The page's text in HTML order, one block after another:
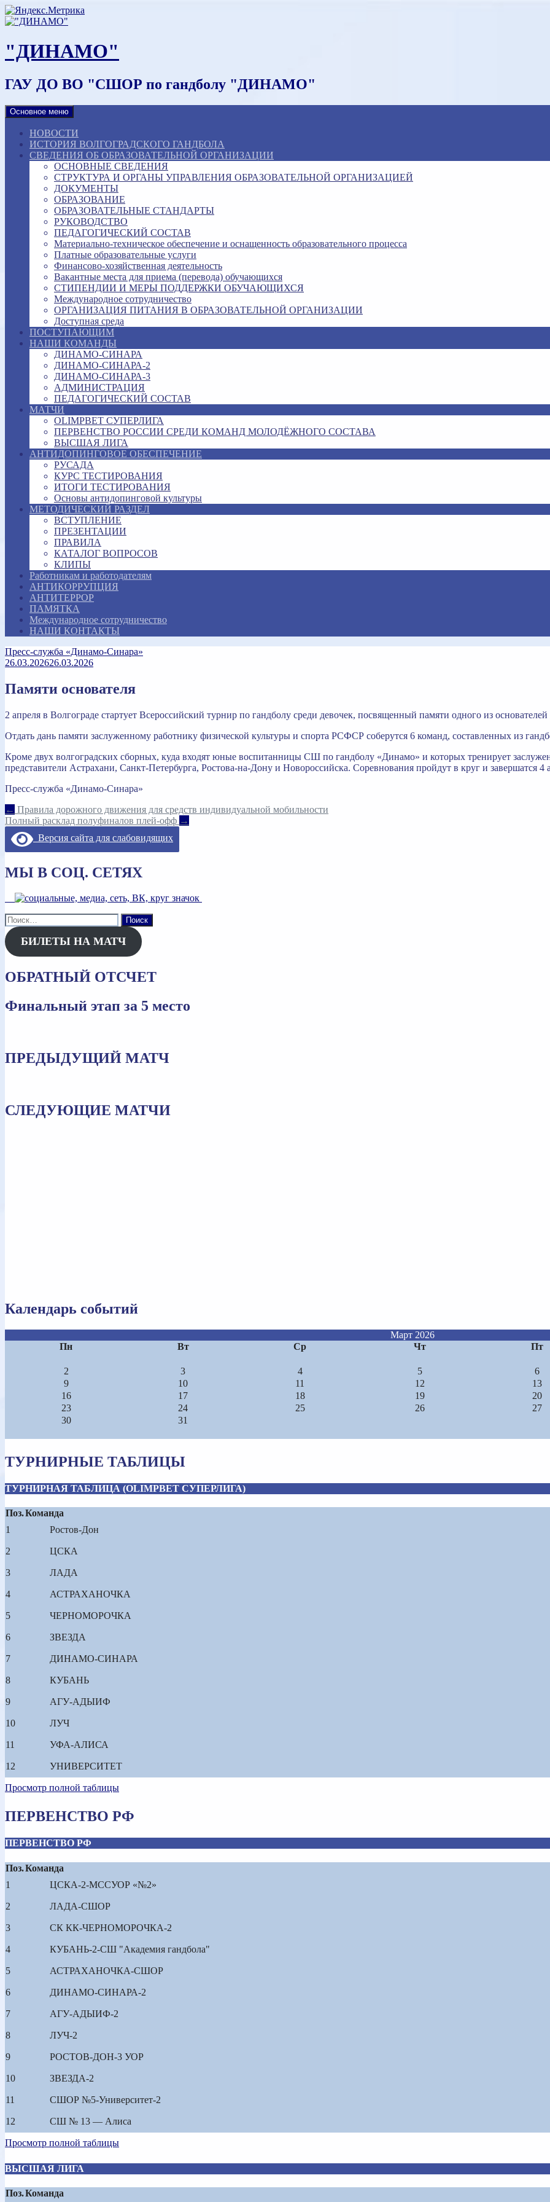
Наверх
"ДИНАМО"
ГАУ ДО ВО "СШОР по гандболу "ДИНАМО"
Основное меню
НОВОСТИ
ИСТОРИЯ ВОЛГОГРАДСКОГО ГАНДБОЛА
СВЕДЕНИЯ ОБ ОБРАЗОВАТЕЛЬНОЙ ОРГАНИЗАЦИИ
ОСНОВНЫЕ СВЕДЕНИЯ
СТРУКТУРА И ОРГАНЫ УПРАВЛЕНИЯ ОБРАЗОВАТЕЛЬНОЙ ОРГАНИЗАЦИЕЙ
ДОКУМЕНТЫ
ОБРАЗОВАНИЕ
ОБРАЗОВАТЕЛЬНЫЕ СТАНДАРТЫ
РУКОВОДСТВО
ПЕДАГОГИЧЕСКИЙ СОСТАВ
Материально-техническое обеспечение и оснащенность образовательного процесса
Платные образовательные услуги
Финансово-хозяйственная деятельность
Вакантные места для приема (перевода) обучающихся
СТИПЕНДИИ И МЕРЫ ПОДДЕРЖКИ ОБУЧАЮЩИХСЯ
Международное сотрудничество
ОРГАНИЗАЦИЯ ПИТАНИЯ В ОБРАЗОВАТЕЛЬНОЙ ОРГАНИЗАЦИИ
Доступная среда
ПОСТУПАЮЩИМ
НАШИ КОМАНДЫ
ДИНАМО-СИНАРА
ДИНАМО-СИНАРА-2
ДИНАМО-СИНАРА-3
АДМИНИСТРАЦИЯ
ПЕДАГОГИЧЕСКИЙ СОСТАВ
МАТЧИ
OLIMPBET СУПЕРЛИГА
ПЕРВЕНСТВО РОССИИ СРЕДИ КОМАНД МОЛОДЁЖНОГО СОСТАВА
ВЫСШАЯ ЛИГА
АНТИДОПИНГОВОЕ ОБЕСПЕЧЕНИЕ
РУСАДА
КУРС ТЕСТИРОВАНИЯ
ИТОГИ ТЕСТИРОВАНИЯ
Основы антидопинговой культуры
МЕТОДИЧЕСКИЙ РАЗДЕЛ
ВСТУПЛЕНИЕ
ПРЕЗЕНТАЦИИ
ПРАВИЛА
КАТАЛОГ ВОПРОСОВ
КЛИПЫ
Работникам и работодателям
АНТИКОРРУПЦИЯ
АНТИТЕРРОР
ПАМЯТКА
Международное сотрудничество
НАШИ КОНТАКТЫ
Пресс-служба «Динамо-Синара»
26.03.202626.03.2026
Памяти основателя
2 апреля в Волгограде стартует Всероссийский турнир по гандболу среди девочек, посвященный памяти одного из
Отдать дань памяти заслуженному работнику физической культуры и спорта РСФСР соберутся 6 команд, составленных из
Кроме двух волгоградских сборных, куда входят юные воспитанницы СШ по гандболу «Динамо» и которых тренирует
представители Астрахани, Санкт-Петербурга, Ростова-на-Дону и Новороссийска. Соревнования пройдут в круг и завершатся
Пресс-служба «Динамо-Синара»
Навигация
по
записям
← Правила дорожного движения для средств индивидуальной мобильности
Полный расклад полуфиналов плей-офф →
Версия сайта для слабовидящих
МЫ В СОЦ. СЕТЯХ
Найти:
БИЛЕТЫ НА МАТЧ
ОБРАТНЫЙ ОТСЧЕТ
Финальный этап за 5 место
ПРЕДЫДУЩИЙ МАТЧ
СЛЕДУЮЩИЕ МАТЧИ
Календарь событий
Март 2026
Пн
Вт Ср Чт Пт
2
3 4 5 6
9
10 11 12 13
16
17 18 19 20
23
24 25 26 27
30
31
ТУРНИРНЫЕ ТАБЛИЦЫ
ТУРНИРНАЯ ТАБЛИЦА (OLIMPBET СУПЕРЛИГА)
Поз.Команда
1
Ростов-Дон
2 ЦСКА
3 ЛАДА
4 АСТРАХАНОЧКА
5 ЧЕРНОМОРОЧКА
6 ЗВЕЗДА
7 ДИНАМО-СИНАРА
8 КУБАНЬ
9 АГУ-АДЫИФ
10 ЛУЧ
11 УФА-АЛИСА
12 УНИВЕРСИТЕТ
Просмотр полной таблицы
ПЕРВЕНСТВО РФ
ПЕРВЕНСТВО РФ
Поз.Команда
1
ЦСКА-2-МССУОР «№2»
2 ЛАДА-СШОР
3 СК КК-ЧЕРНОМОРОЧКА-2
4 КУБАНЬ-2-СШ "Академия гандбола"
5 АСТРАХАНОЧКА-СШОР
6 ДИНАМО-СИНАРА-2
7 АГУ-АДЫИФ-2
8 ЛУЧ-2
9 РОСТОВ-ДОН-3 УОР
10 ЗВЕЗДА-2
11 СШОР №5-Университет-2
12 СШ № 13 — Алиса
Просмотр полной таблицы
ВЫСШАЯ ЛИГА
Поз.Команда